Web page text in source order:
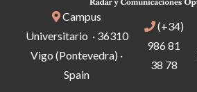
Campus
Universitario · 36310
Vigo (Pontevedra) ·
Spain
(+34)
986 81
38 78